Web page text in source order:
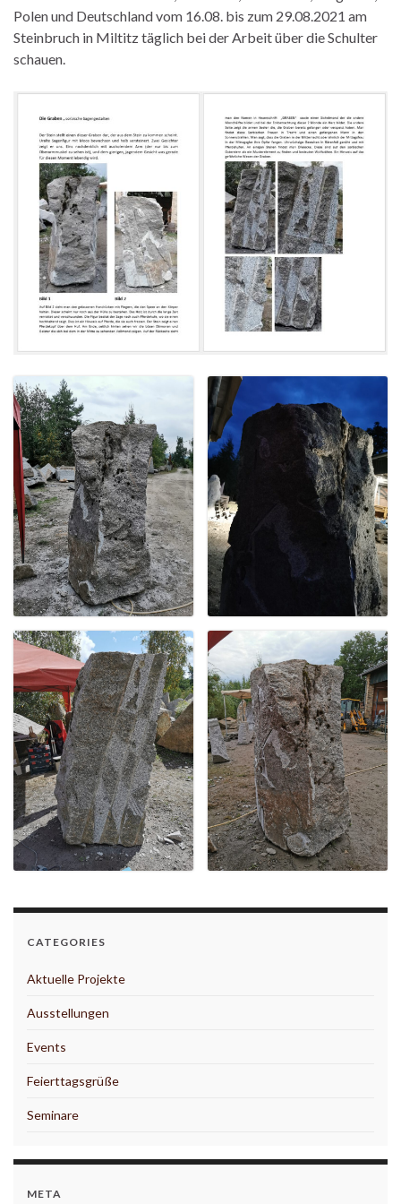
Polen und Deutschland vom 16.08. bis zum 29.08.2021 am
Steinbruch in Miltitz täglich bei der Arbeit über die Schulter
schauen.
CATEGORIES
Aktuelle Projekte
Ausstellungen
Events
Feierttagsgrüße
Seminare
META